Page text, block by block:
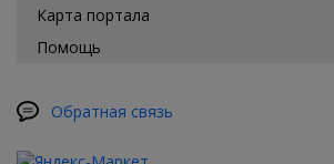
Карта портала
Помощь
Обратная связь